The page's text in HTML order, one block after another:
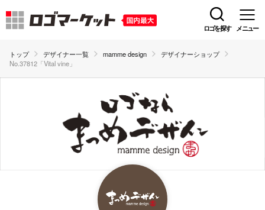
ロゴを探す メニュー
トップ デザイナー一覧 mamme design
デザイナーショップ
No.37812「Vital vine」